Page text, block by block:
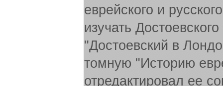
еврейского и
изучать
"Достоевский в
томную "Историю
отредактировал ее